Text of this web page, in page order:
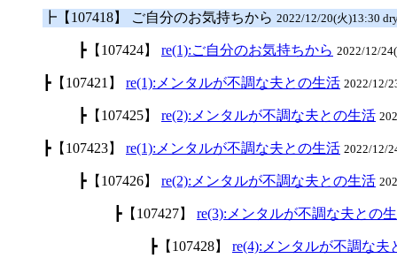
┣【107418】 ご自分のお気持ちから 2022/12/20(火)13:30
┣【107424】 re(1):ご自分のお気持ちから 2022/12/
┣【107421】 re(1):メンタルが不調な夫との生活 2022/12/
┣【107425】 re(2):メンタルが不調な夫との生活
┣【107423】 re(1):メンタルが不調な夫との生活 2022/12/
┣【107426】 re(2):メンタルが不調な夫との生活
┣【107427】 re(3):メンタルが不調な夫との
┣【107428】 re(4):メンタルが不調な夫